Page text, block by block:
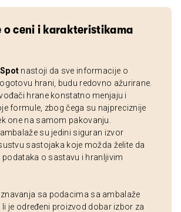
o ceni i karakteristikama
nastoji da sve informacije o
hrani, budu redovno ažurirane.
hrane konstatno menjaju i
formule, zbog čega su najpreciznije
one na samom pakovanju.
su jedini siguran izvor
sastojaka koje možda želite da
podataka o sastavu i hranljivim
sa podacima sa ambalaže
je određeni proizvod dobar izbor za